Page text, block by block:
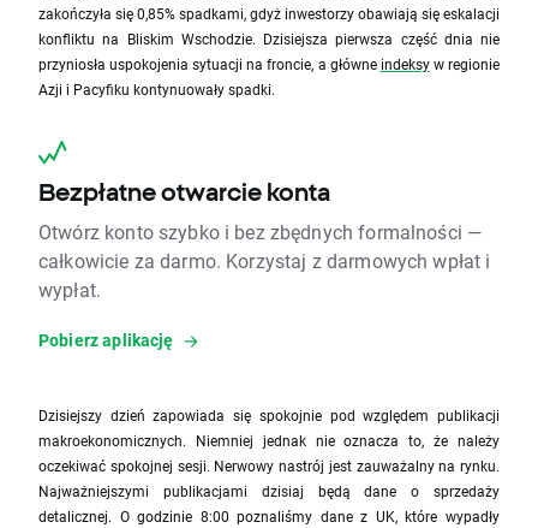
zakończyła się 0,85% spadkami, gdyż inwestorzy obawiają się eskalacji
konfliktu na Bliskim Wschodzie. Dzisiejsza pierwsza część dnia nie
przyniosła uspokojenia sytuacji na froncie, a główne indeksyw regionie
Azji i Pacyfiku kontynuowały spadki.
Bezpłatne otwarcie konta
Otwórz konto szybko i bez zbędnych formalności —
całkowicie za darmo. Korzystaj z darmowych wpłat i
wypłat.
Pobierz aplikację
Dzisiejszy dzień zapowiada się spokojnie pod względem publikacji
makroekonomicznych. Niemniej jednak nie oznacza to, że należy
oczekiwać spokojnej sesji. Nerwowy nastrój jest zauważalny na rynku.
Najważniejszymi publikacjami dzisiaj będą dane o sprzedaży
detalicznej. O godzinie 8:00 poznaliśmy dane z UK, które wypadły